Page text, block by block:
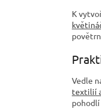
K
Vedle
textilií